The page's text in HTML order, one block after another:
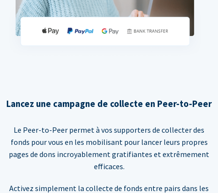
Lancez une campagne de collecte en Peer-to-Peer
Le Peer-to-Peer permet à vos supporters de collecter des
fonds pour vous en les mobilisant pour lancer leurs propres
pages de dons incroyablement gratifiantes et extrêmement
efficaces.
Activez simplement la collecte de fonds entre pairs dans les